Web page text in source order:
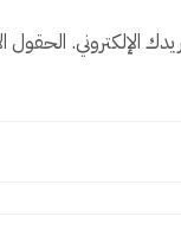
الإلكتروني. الحقول